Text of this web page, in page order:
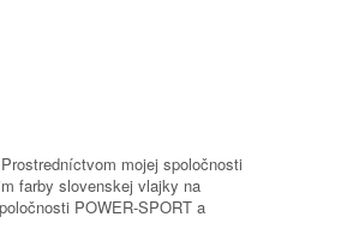
mojej spoločnosti
farby slovenskej vlajky na
POWER-SPORT a